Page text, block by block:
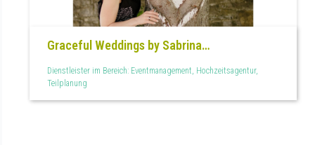
Graceful Weddings by Sabrina
Hochzeitsplanerin
Dienstleister im Bereich: Eventmanagement, Hochzeitsagentur,
Teilplanung